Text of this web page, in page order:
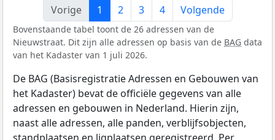
Vorige
1 2 3 4 Volgende
Bovenstaande tabel toont de 26 adressen van de
Nieuwstraat. Dit zijn alle adressen op basis van de BAG data
van het Kadaster van 1 juli 2026.
De BAG (Basisregistratie Adressen en Gebouwen van
het Kadaster) bevat de officiële gegevens van alle
adressen en gebouwen in Nederland. Hierin zijn,
naast alle adressen, alle panden, verblijfsobjecten,